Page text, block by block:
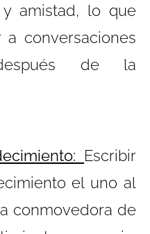
amistad, lo que
conversaciones
de la
Escribir
el uno al
conmovedora de